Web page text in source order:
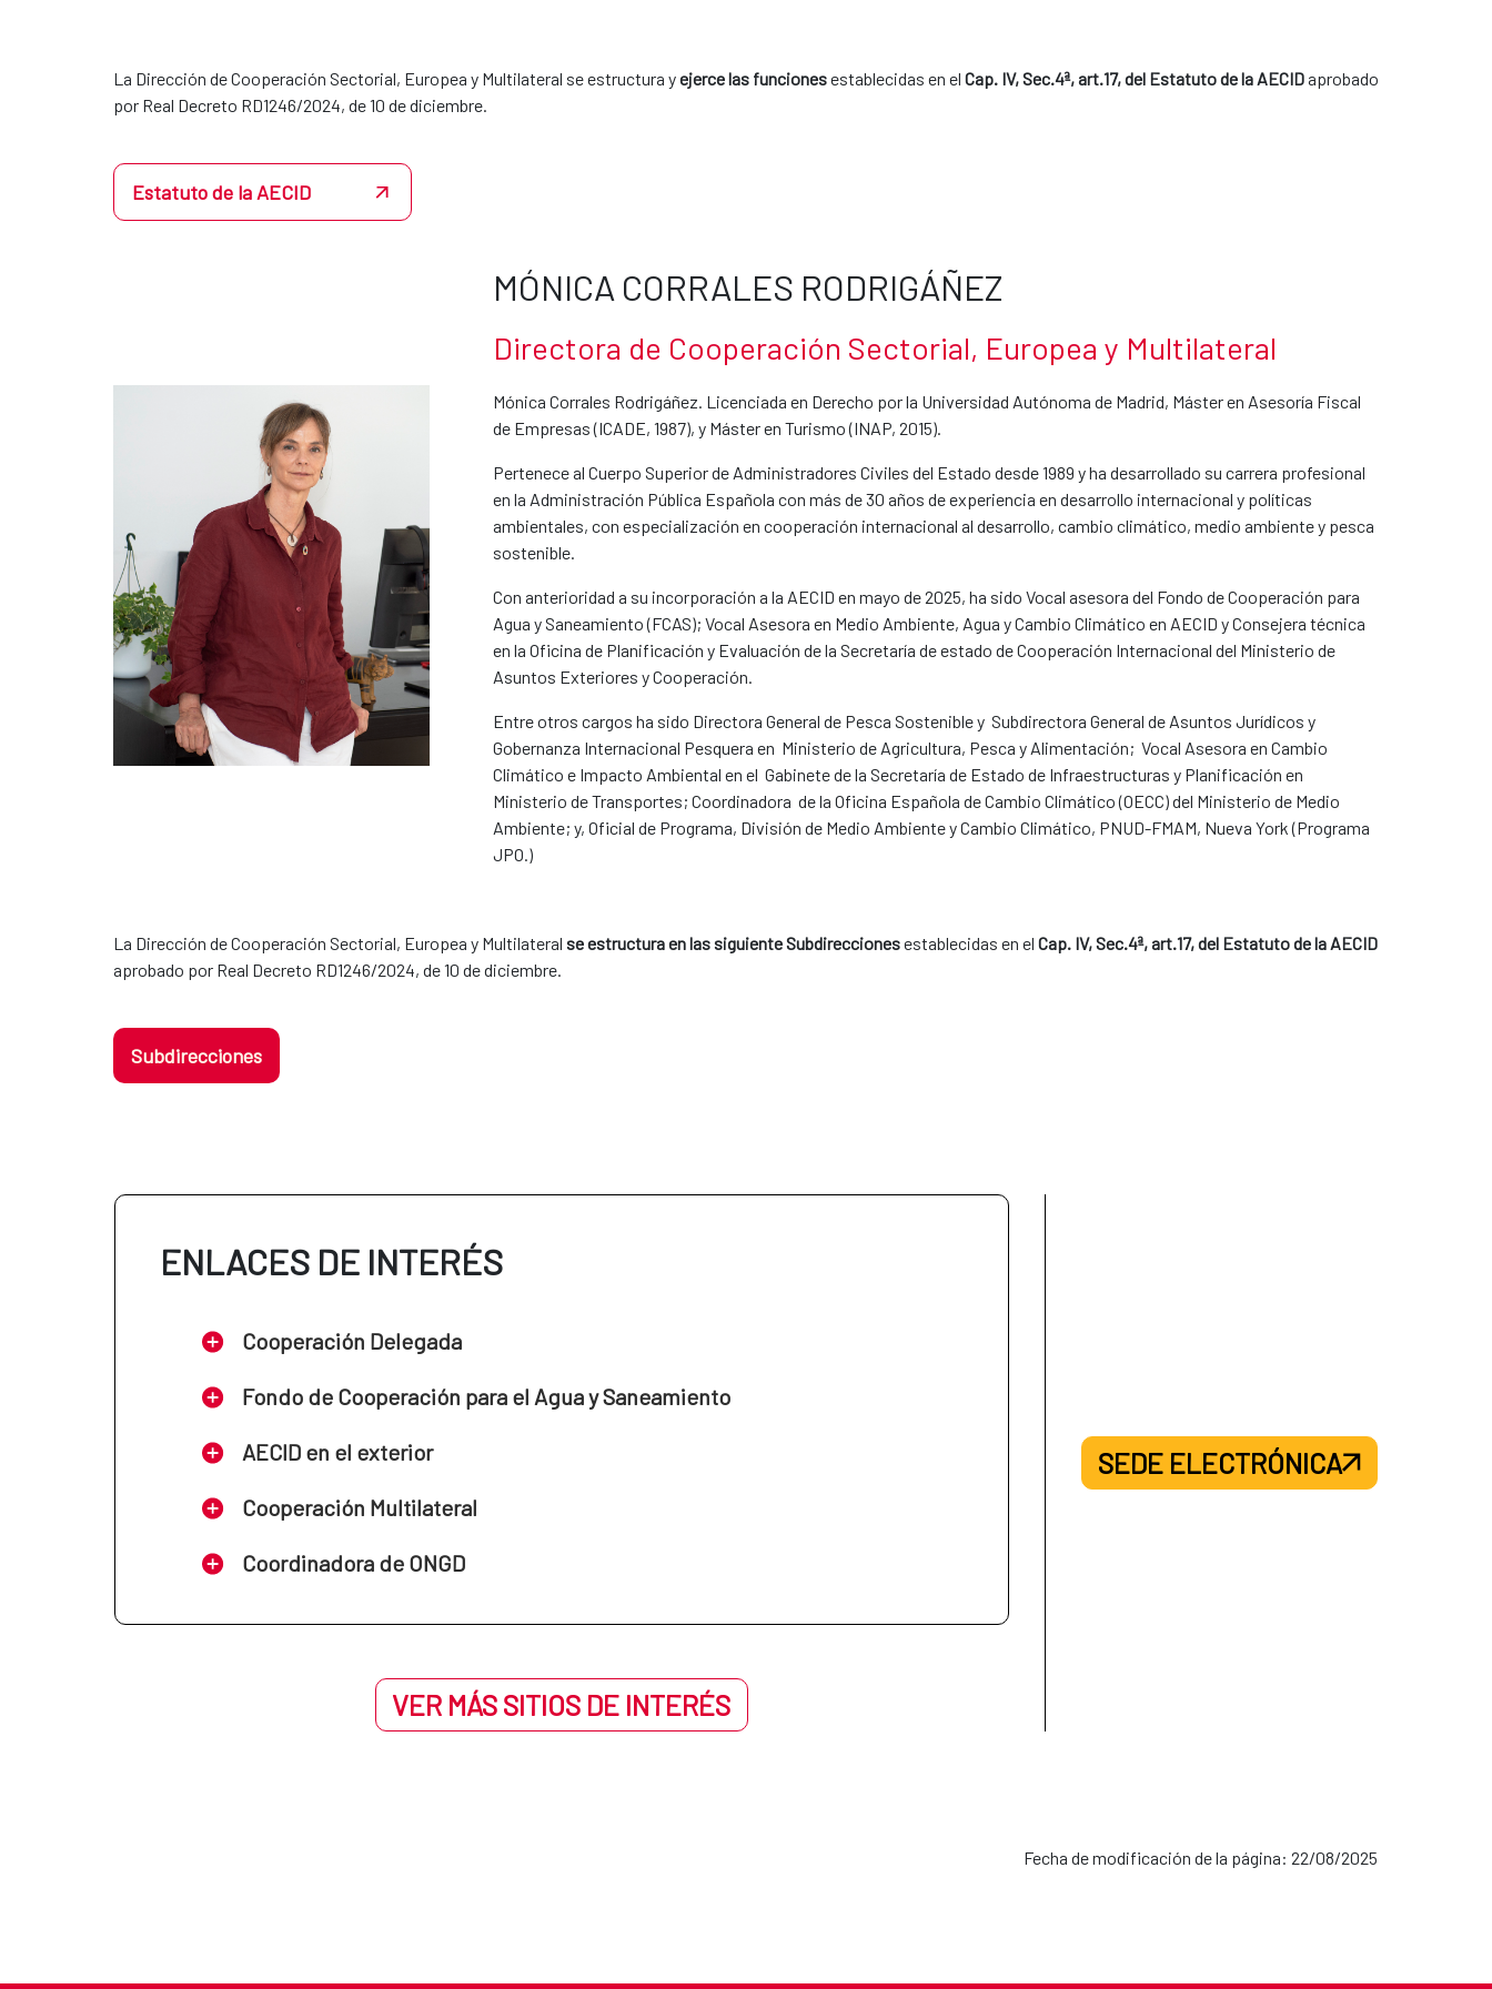
La Dirección de Cooperación Sectorial, Europea y Multilateral se estructura yejerce las funcionesestablecidas en el Cap. IV, Sec.4ª, art.17, del Estatuto de la AECIDaprobado
por Real Decreto RD1246/2024, de 10 de diciembre.
Estatuto de la AECID
MÓNICA CORRALES RODRIGÁÑEZ
Directora de Cooperación Sectorial, Europea y Multilateral
Mónica Corrales Rodrigáñez. Licenciada en Derecho por la Universidad Autónoma de Madrid, Máster en Asesoría Fiscal
de Empresas (ICADE, 1987), y Máster en Turismo (INAP, 2015).
Pertenece al Cuerpo Superior de Administradores Civiles del Estado desde 1989 y ha desarrollado su carrera profesional
en la Administración Pública Española con más de 30 años de experiencia en desarrollo internacional y políticas
ambientales, con especialización en cooperación internacional al desarrollo, cambio climático, medio ambiente y pesca
sostenible.
Con anterioridad a su incorporación a la AECID en mayo de 2025, ha sido Vocal asesora del Fondo de Cooperación para
Agua y Saneamiento (FCAS); Vocal Asesora en Medio Ambiente, Agua y Cambio Climático en AECID y Consejera técnica
en la Oficina de Planificación y Evaluación de la Secretaría de estado de Cooperación Internacional del Ministerio de
Asuntos Exteriores y Cooperación.
Entre otros cargos ha sido Directora General de Pesca Sostenible y Subdirectora General de Asuntos Jurídicos y
Gobernanza Internacional Pesquera en Ministerio de Agricultura, Pesca y Alimentación; Vocal Asesora en Cambio
Climático e Impacto Ambiental en el Gabinete de la Secretaría de Estado de Infraestructuras y Planificación en
Ministerio de Transportes; Coordinadora de la Oficina Española de Cambio Climático (OECC) del Ministerio de Medio
Ambiente; y, Oficial de Programa, División de Medio Ambiente y Cambio Climático, PNUD-FMAM, Nueva York (Programa
JPO.)
La Dirección de Cooperación Sectorial, Europea y Multilateral se estructura en las siguiente Subdireccionesestablecidas en el Cap. IV, Sec.4ª, art.17, del Estatuto de la AECID
aprobado por Real Decreto RD1246/2024, de 10 de diciembre.
Subdirecciones
ENLACES DE INTERÉS
Cooperación Delegada
Fondo de Cooperación para el Agua y Saneamiento
AECID en el exterior
Cooperación Multilateral
Coordinadora de ONGD
VER MÁS SITIOS DE INTERÉS
SEDE ELECTRÓNICA
Fecha de modificación de la página: 22/08/2025